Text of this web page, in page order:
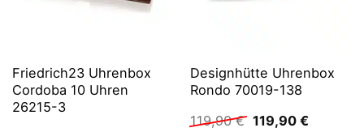
Friedrich23 Uhrenbox
Cordoba 10 Uhren
26215-3
Designhütte Uhrenbox
Rondo 70019-138
119,90€ Ursprünglicher
119,90 €Aktueller